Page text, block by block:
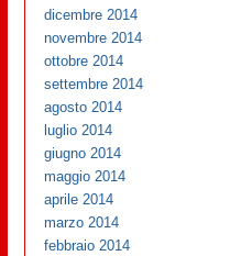
dicembre 2014
novembre 2014
ottobre 2014
settembre 2014
agosto 2014
luglio 2014
giugno 2014
maggio 2014
aprile 2014
marzo 2014
febbraio 2014